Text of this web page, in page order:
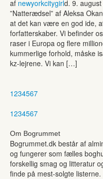
af newyorkcitygirld. 9.
”Natterædsel” af Aleksa
at det kan være en god ide,
forfatterskaber. Vi befinder
raser i Europa og flere
kummerlige forhold, måske
kz-lejrene. Vi kan […]
1234567
1234567
Om Bogrummet
Bogrummet.dk består af
og fungerer som fælles
forskellig smag og litteratur
finde på mest-solgte listerne.